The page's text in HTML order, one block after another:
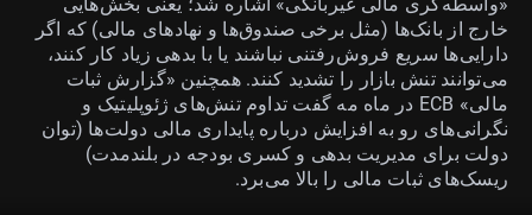
خارج از بانک‌ها (مثل برخی صندوق‌ها و نهادهای مالی) که اگر
دارایی‌ها سریع فروش‌رفتنی نباشند یا با بدهی زیاد کار کنند،
می‌توانند تنش بازار را تشدید کنند. همچنین «گزارش ثبات
مالی» ECB در ماه مه گفت تداوم تنش‌های ژئوپلیتیک و
نگرانی‌های رو به افزایش درباره پایداری مالی دولت‌ها (توان
دولت برای مدیریت بدهی و کسری بودجه در بلندمدت)
ریسک‌های ثبات مالی را بالا می‌برد.